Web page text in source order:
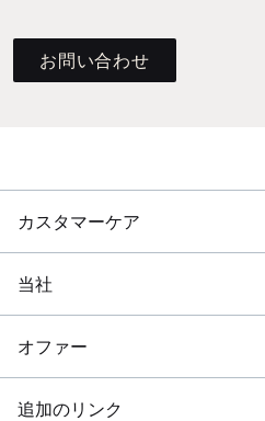
お問い合わせ
カスタマーケア
当社
オファー
追加のリンク